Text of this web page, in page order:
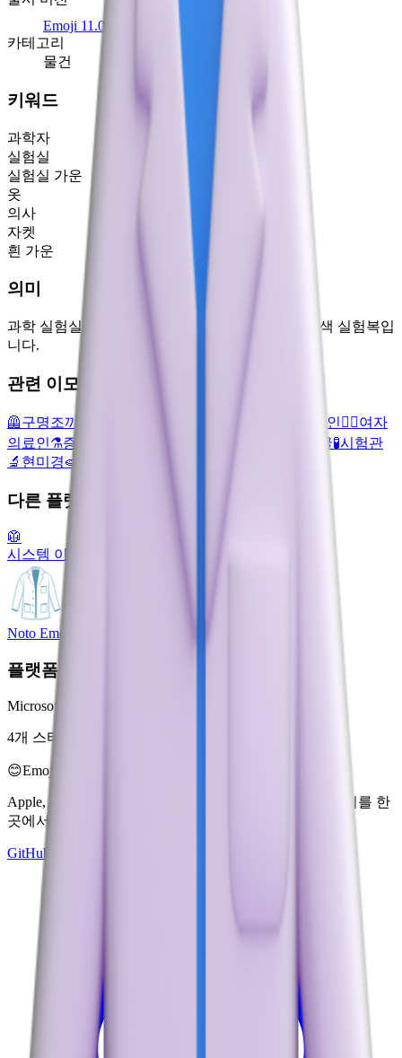
Emoji 11.0
카테고리
물건
키워드
과학자
실험실
실험실 가운
옷
의사
자켓
흰 가운
의미
과학 실험실이나 병원 같은 의료 환경에서 입는 흰색 실험복입
니다.
관련 이모지
🦺구명조끼 남자 의료인 👩‍⚕️여자
의료인⚗️증류기 마스크 낀 얼굴🧪시험관
🔬 현미경🧫
다른 플랫폼
🥼
시스템 이모지
Noto Emoji
플랫폼
Microsoft 3D Fluent Emoji
4개 스타일로 제공
😊Emoji Directory
Apple, Google, Microsoft 등 여러 디자인 시스템의 이모지를 한
곳에서 탐색하고 다운로드하세요.
GitHub